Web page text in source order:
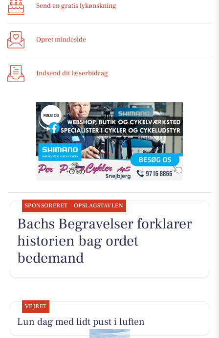
Send en gratis lykønskning
Opret mindeside
Indsend dit læserbidrag
SPONSORERET OPSLAGSTAVLEN
Bachs Begravelser forklarer
historien bag ordet
bedemand
VEJRET
Lun dag med lidt pust i luften